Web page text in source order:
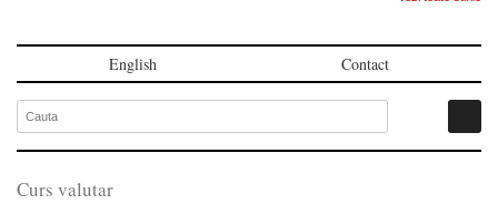
English Contact
Curs valutar